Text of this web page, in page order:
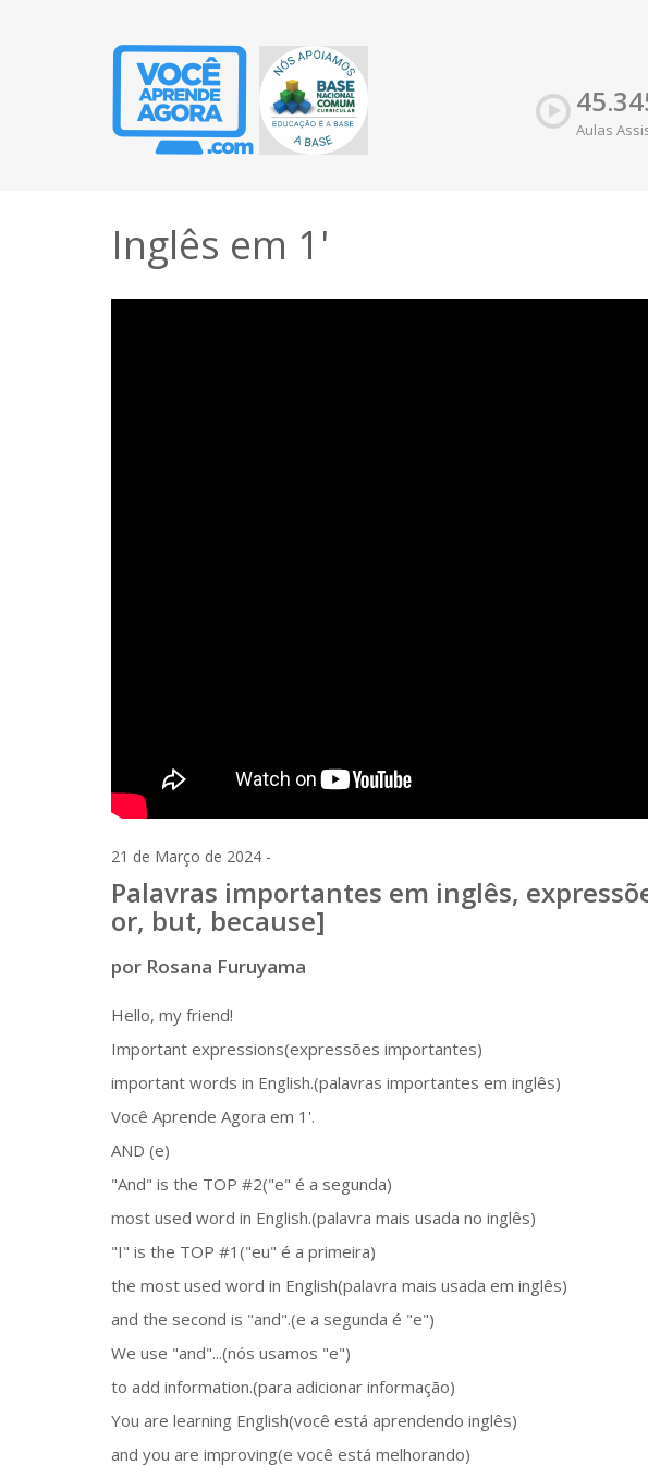
Aulas
Inglês em 1'
21 de Março de 2024 -
Palavras importantes em inglês,
or, but, because]
por Rosana Furuyama
Hello, my friend!
Important expressions(expressões importantes)
important words in English.(palavras importantes em inglês)
Você Aprende Agora em 1'.
AND (e)
"And" is the TOP #2("e" é a segunda)
most used word in English.(palavra mais usada no inglês)
"I" is the TOP #1("eu" é a primeira)
the most used word in English(palavra mais usada em inglês)
and the second is "and".(e a segunda é "e")
We use "and"...(nós usamos "e")
to add information.(para adicionar informação)
You are learning English(você está aprendendo inglês)
and you are improving(e você está melhorando)